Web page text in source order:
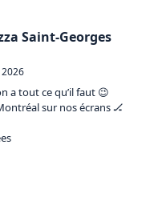
Saint-Georges
a tout ce qu’il faut 😉
sur nos écrans 🏒